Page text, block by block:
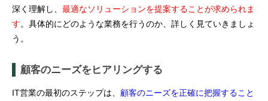
深く理解し、 最適なソリューションを提案することが求められま
す。具体的にどのような業務を行うのか、詳しく見ていきましょ
う。
顧客のニーズをヒアリングする
IT営業の最初のステップは、 顧客のニーズを正確に把握すること